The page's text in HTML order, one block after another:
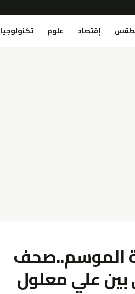
إقتصاد علوم تكنولوجيا
الموسم..صحف
علي معلول